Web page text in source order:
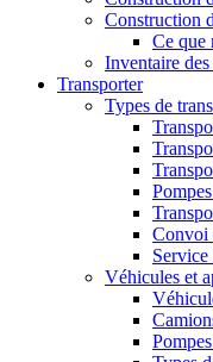
Construction
Ce que
Inventaire
Transporter
Types de
Convoi
Véhicules et